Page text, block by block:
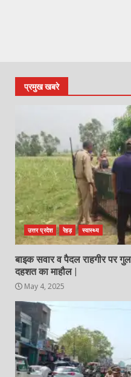
प्रमुख खबरे
उत्तर प्रदेश रेहड़ स्वास्थ्य
बाइक सवार व पैदल राहगीर पर
दहशत का माहौल |
May 4, 2025